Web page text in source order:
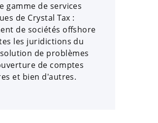
gamme de services
de Crystal Tax :
de sociétés offshore
les juridictions du
de problèmes
de comptes
et bien d'autres.